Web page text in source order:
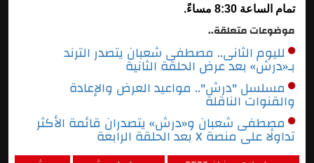
تمام الساعة 8:30 مساءً.
موضوعات متعلقة..
لليوم الثانى.. مصطفى شعبان يتصدر الترند
بـ«درش» بعد عرض الحلقة الثانية
مسلسل "درش".. مواعيد العرض والإعادة
والقنوات الناقلة
مصطفى شعبان و«درش» يتصدران قائمة الأكثر
تداولًا على منصة X بعد الحلقة الرابعة